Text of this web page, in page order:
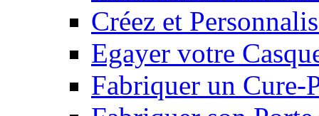
Créez et
Egayer votre
Fabriquer un Cure-